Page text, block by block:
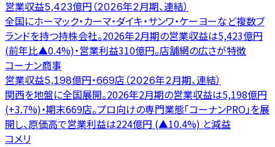
営業収益5,423億円（2026年2月期、連結）
全国にホーマック・カーマ・ダイキ・サンワ・ケーヨーなど複数ブ
ランドを持つ持株会社。2026年2月期の営業収益は5,423億円
(前年比▲0.4%)・営業利益310億円。店舗網の広さが特徴
コーナン商事
営業収益5,198億円・669店（2026年2月期、連結）
関西を地盤に全国展開。2026年2月期の営業収益は5,198億円
(+3.7%)・期末669店。プロ向けの専門業態「コーナンPRO」を展
開し、原価高で営業利益は224億円 (▲10.4%) と減益
コメリ